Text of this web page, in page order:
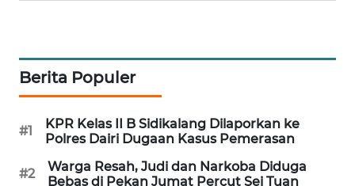
Berita Populer
#1
KPR Kelas II B Sidikalang Dilaporkan ke
Polres Dairi Dugaan Kasus Pemerasan
#2
Warga Resah, Judi dan Narkoba Diduga
Bebas di Pekan Jumat Percut Sei Tuan
NEWS
CILEUNGSI